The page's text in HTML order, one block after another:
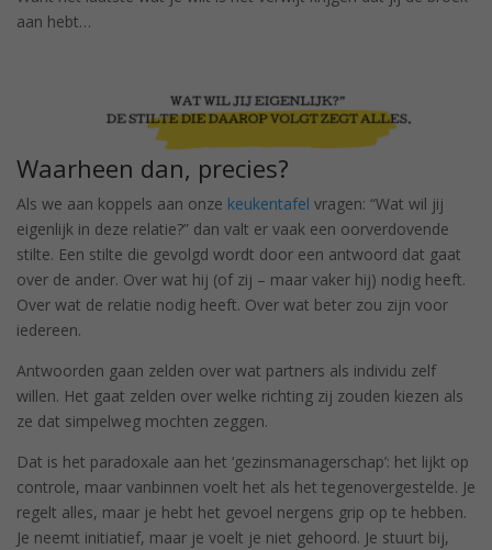
aan hebt…
Waarheen dan, precies?
Als we aan koppels aan onze keukentafel vragen: “Wat wil jij
eigenlijk in deze relatie?” dan valt er vaak een oorverdovende
stilte. Een stilte die gevolgd wordt door een antwoord dat gaat
over de ander. Over wat hij (of zij – maar vaker hij) nodig heeft.
Over wat de relatie nodig heeft. Over wat beter zou zijn voor
iedereen.
Antwoorden gaan zelden over wat partners als individu zelf
willen. Het gaat zelden over welke richting zij zouden kiezen als
ze dat simpelweg mochten zeggen.
Dat is het paradoxale aan het ‘gezinsmanagerschap’: het lijkt op
controle, maar vanbinnen voelt het als het tegenovergestelde. Je
regelt alles, maar je hebt het gevoel nergens grip op te hebben.
Je neemt initiatief, maar je voelt je niet gehoord. Je stuurt bij,